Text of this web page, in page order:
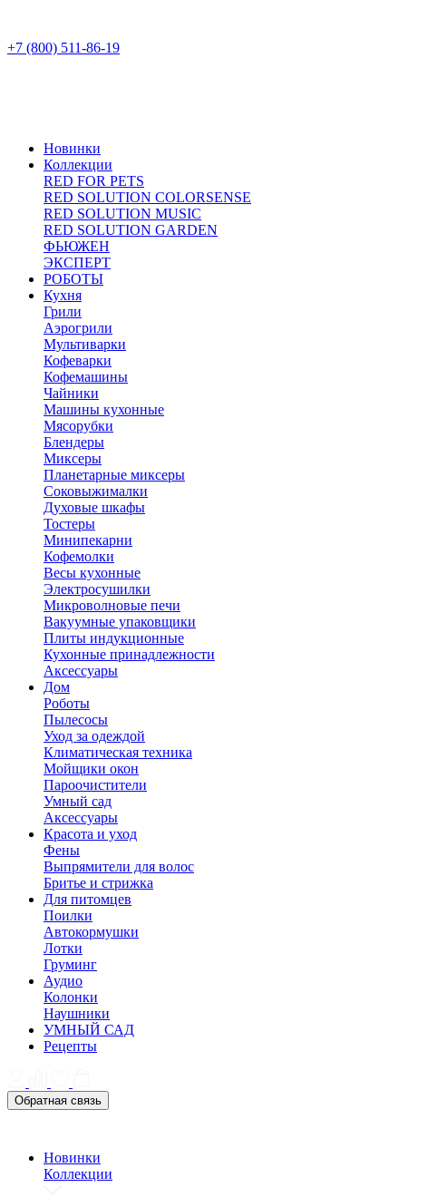
+7 (800) 511-86-19
Новинки
Коллекции
RED FOR PETS
RED SOLUTION COLORSENSE
RED SOLUTION MUSIC
RED SOLUTION GARDEN
ФЬЮЖЕН
ЭКСПЕРТ
РОБОТЫ
Кухня
Грили
Аэрогрили
Мультиварки
Кофеварки
Кофемашины
Чайники
Машины кухонные
Мясорубки
Блендеры
Миксеры
Планетарные миксеры
Соковыжималки
Духовые шкафы
Тостеры
Минипекарни
Кофемолки
Весы кухонные
Электросушилки
Микроволновые печи
Вакуумные упаковщики
Плиты индукционные
Кухонные принадлежности
Аксессуары
Дом
Роботы
Пылесосы
Уход за одеждой
Климатическая техника
Мойщики окон
Пароочистители
Умный сад
Аксессуары
Красота и уход
Фены
Выпрямители для волос
Бритье и стрижка
Для питомцев
Поилки
Автокормушки
Лотки
Груминг
Аудио
Колонки
Наушники
УМНЫЙ САД
Рецепты
Обратная связь
Новинки
Коллекции